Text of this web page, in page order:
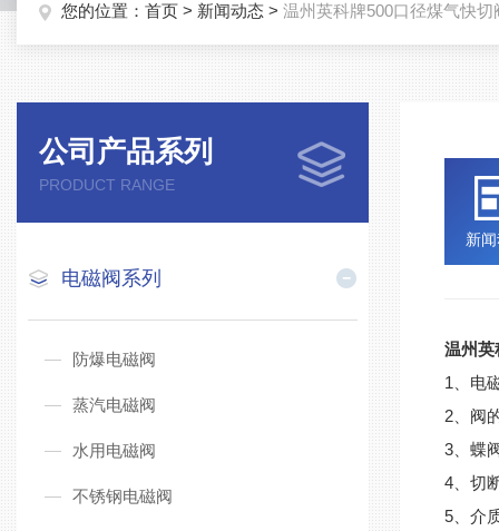
您的位置： 首页 > 新闻动态 > 温州英科牌500口径煤气快切
公司产品系列
PRODUCT RANGE
电磁阀系列
防爆电磁阀
蒸汽电磁阀
水用电磁阀
不锈钢电磁阀
新
温州英
1、电
2、阀
3、蝶
4、切
5、介